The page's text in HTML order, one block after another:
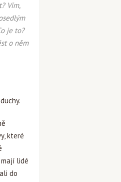
Vím,
je to?
o něm
které
lidé
do